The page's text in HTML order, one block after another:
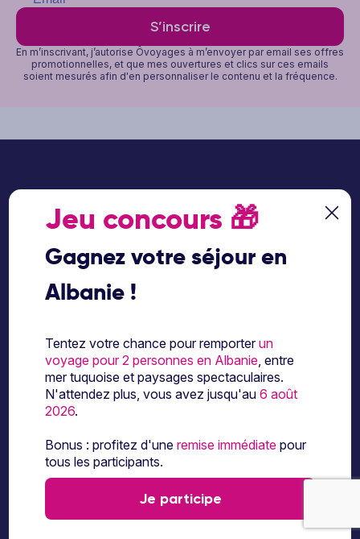
S’inscrire
En m’inscrivant, j’autorise Ôvoyages à m’envoyer par email ses offres
promotionnelles, et que mes ouvertures et clics sur ces emails
soient mesurés afin d'en personnaliser le contenu et la fréquence.
Suivez-nous sur les réseaux sociaux
À propos d’Ôvoyages
Besoin d’aide
© 2026 Ôvoyages
Jeu concours 🎁
Gagnez votre séjour en
Albanie !
Tentez votre chance pour remporterun
voyage pour 2 personnes en Albanie, entre
mer tuquoise et paysages spectaculaires.
N'attendez plus, vous avez jusqu'au 6 août
2026.
Bonus : profitez d'uneremise immédiate pour
tous les participants.
Je participe